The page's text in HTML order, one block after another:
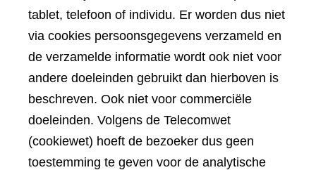
tablet, telefoon of individu. Er worden dus niet
via cookies persoonsgegevens verzameld en
de verzamelde informatie wordt ook niet voor
andere doeleinden gebruikt dan hierboven is
beschreven. Ook niet voor commerciële
doeleinden. Volgens de Telecomwet
(cookiewet) hoeft de bezoeker dus geen
toestemming te geven voor de analytische